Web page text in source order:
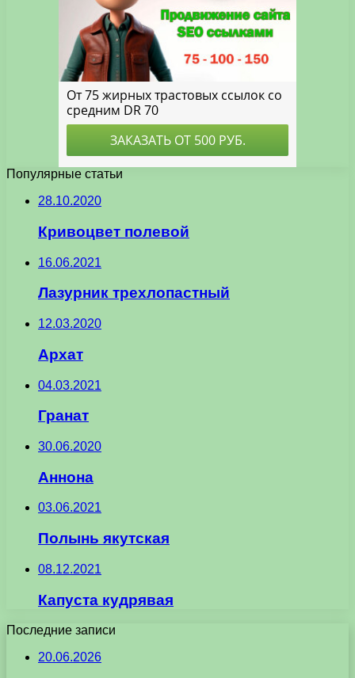
Популярные статьи
28.10.2020
Кривоцвет полевой
16.06.2021
Лазурник трехлопастный
12.03.2020
Архат
04.03.2021
Гранат
30.06.2020
Аннона
03.06.2021
Полынь якутская
08.12.2021
Капуста кудрявая
Последние записи
20.06.2026